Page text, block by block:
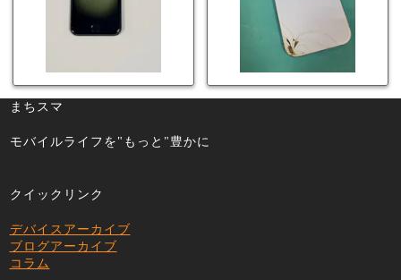
まちスマ
モバイルライフを"もっと"豊かに
クイックリンク
デバイスアーカイブ
ブログアーカイブ
コラム